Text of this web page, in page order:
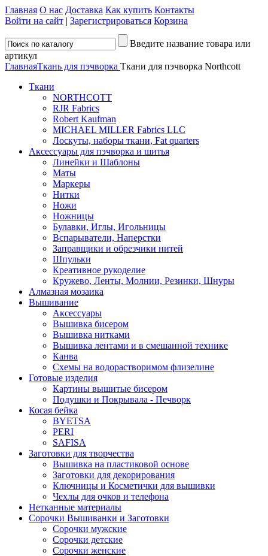
Главная О нас Доставка Как купить Контакты
Войти на сайт | Зарегистрироваться Корзина
Введите название товара или
артикул
ГлавнаяТкань для пэчворка Ткани для пэчворка Northcott
Ткани
NORTHCOTT
RJR Fabrics
Robert Kaufman
MICHAEL MILLER Fabrics LLC
Лоскуты, наборы ткани, Fat quarters
Аксессуары для пэчворка и шитья
Линейки и Шаблоны
Маты
Маркеры
Нитки
Ножи
Ножницы
Булавки, Иглы, Игольницы
Вспарыватели, Наперстки
Заправщики и обрезчики нитей
Шпульки
Креативное рукоделие
Кружево, Ленты, Молнии, Резинки, Шнуры
Алмазная мозаика
Вышивание
Аксессуары
Вышивка бисером
Вышивка нитками
Вышивка лентами и в смешанной технике
Канва
Схемы на водорастворимом флизелине
Готовые изделия
Картины вышитые бисером
Подушки и Покрывала - Печворк
Косая бейка
BYETSA
PERI
SAFISA
Заготовки для творчества
Вышивка на пластиковой основе
Заготовки для декорирования
Ключницы и Косметички для вышивки
Чехлы для очков и телефона
Нетканные материалы
Сорочки Вышиванки и Заготовки
Cорочки мужские
Сорочки детские
Сорочки женские